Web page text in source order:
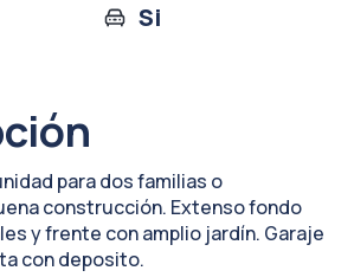
Si
para dos familias o
construcción. Extenso fondo
y frente con amplio jardín. Garaje
con deposito.